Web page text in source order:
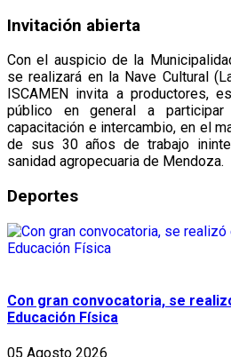
Invitación abierta
Con el auspicio de la
se realizará en la Nave Cultural
ISCAMEN invita a productores,
público en general a
capacitación e intercambio, en el
de sus 30 años de trabajo
sanidad agropecuaria de Mendoza.
Deportes
Con gran convocatoria, se
Educación Física
05 Agosto 2026